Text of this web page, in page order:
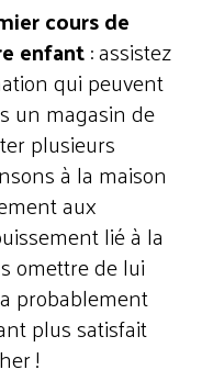
cours de
enfant: assistez
qui peuvent
un magasin de
plusieurs
à la maison
aux
lié à la
omettre de lui
probablement
plus satisfait
!